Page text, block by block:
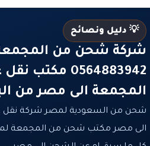
💡 دليل ونصائح
شركة شحن من
0564883942
المجمعة الى مصر من
شحن من السعودية لمصر شركة
الى مصر مكتب شحن من المجمعة